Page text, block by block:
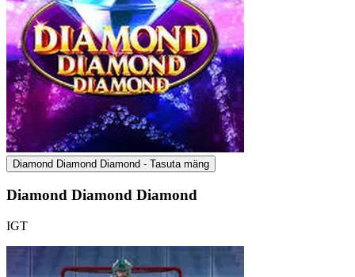
Diamond Diamond Diamond - Tasuta mäng
Diamond Diamond Diamond
IGT